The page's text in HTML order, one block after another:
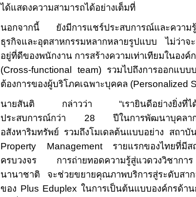
ได้แสดงความสามารถได้อย่างเต็มที่
นอกจากนี้ ยังมีการแชร์ประสบการณ์และความรู้
ธุรกิจและอุตสาหกรรมหลากหลายรูปแบบ ไม่ว่าจ
อยู่ที่ดีของพนักงาน การสร้างความเท่าเทียมในองค์
(Cross-functional
team) รวมไปถึงการออกแบบ
ต้องการของผู้บริโภคเฉพาะบุคคล (Personalized
นายสันติ กล่าวว่า “เรายินดีอย่างยิ่งที่
ประสบการณ์กว่า 28 ปีในการพัฒนาบุคลากร
อสังหาริมทรัพย์ รวมถึงโมเดลต้นแบบอย่าง สถาบั
Property Management รายแรกของไทยที่มี
ครบวงจร การถ่ายทอดความรู้สู่แวดวงวิชาก
นานาชาติ จะช่วยขยายคุณภาพบริการสู่ระดับสา
ของ Plus Eduplexในการเป็นต้นแบบองค์กรด้า